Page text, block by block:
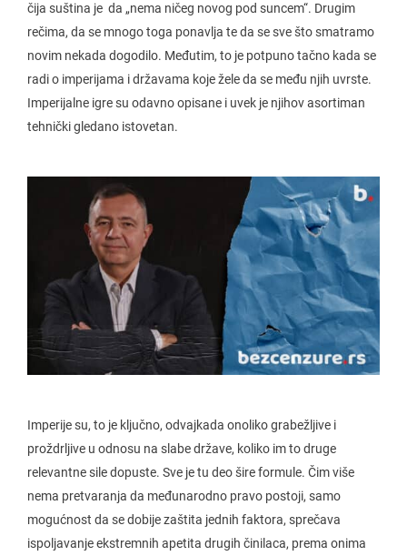
čija suština je da „nema ničeg novog pod suncem“. Drugim
rečima, da se mnogo toga ponavlja te da se sve što smatramo
novim nekada dogodilo. Međutim, to je potpuno tačno kada se
radi o imperijama i državama koje žele da se među njih uvrste.
Imperijalne igre su odavno opisane i uvek je njihov asortiman
tehnički gledano istovetan.
Imperije su, to je ključno, odvajkada onoliko grabežljive i
proždrljive u odnosu na slabe države, koliko im to druge
relevantne sile dopuste. Sve je tu deo šire formule. Čim više
nema pretvaranja da međunarodno pravo postoji, samo
mogućnost da se dobije zaštita jednih faktora, sprečava
ispoljavanje ekstremnih apetita drugih činilaca, prema onima